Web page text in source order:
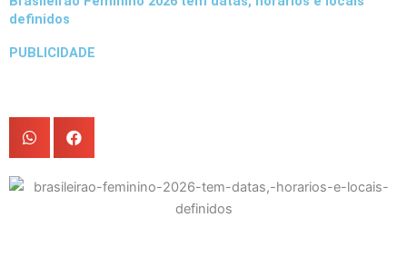
definidos
PUBLICIDADE